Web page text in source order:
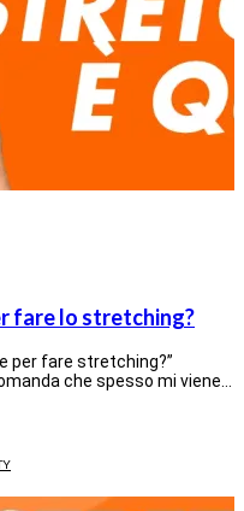
fare lo stretching?
per fare stretching?”
che spesso mi viene…